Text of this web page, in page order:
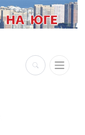
×